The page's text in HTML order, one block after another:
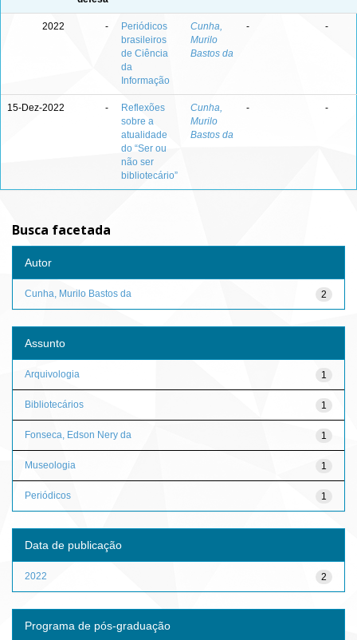
2022 -
Periódicos
brasileiros
de Ciência
da
Informação
Cunha,
Murilo
Bastos da
- -
15-Dez-2022 -
Reflexões
sobre a
atualidade
do “Ser ou
não ser
bibliotecário”
Cunha,
Murilo
Bastos da
- -
Busca facetada
Autor
2
Cunha, Murilo Bastos da
Assunto
1
Arquivologia
1
Bibliotecários
1
Fonseca, Edson Nery da
1
Museologia
1
Periódicos
Data de publicação
2
2022
Programa de pós-graduação